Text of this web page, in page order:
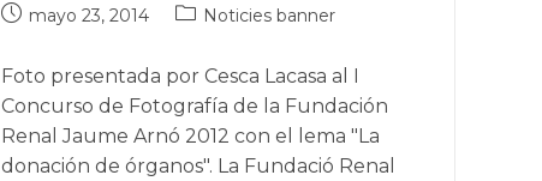
Publicación
mayo 23, 2014
Categoría
publicación:
Noticies banner
Foto presentada por Cesca Lacasa al I
Concurso de Fotografía de la Fundación
Renal Jaume Arnó 2012 con el lema "La
donación de órganos". La Fundació Renal